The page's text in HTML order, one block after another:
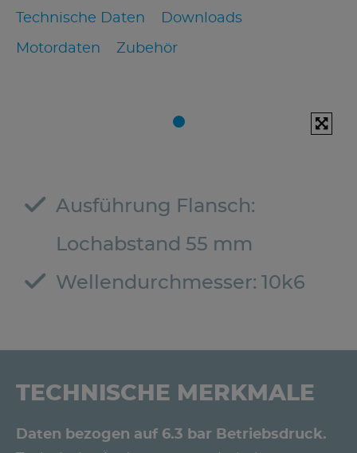
Technische Daten Downloads
Motordaten Zubehör
Ausführung Flansch:
Lochabstand 55 mm
Wellendurchmesser: 10k6
TECHNISCHE MERKMALE
Daten bezogen auf 6.3 bar Betriebsdruck.